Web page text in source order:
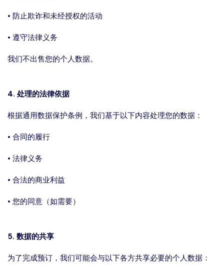
• 防止欺诈和未经授权的活动
• 遵守法律义务
我们不出售您的个人数据。
4. 处理的法律依据
根据通用数据保护条例，我们基于以下内容处理您的数据：
• 合同的履行
• 法律义务
• 合法的商业利益
• 您的同意（如需要）
5. 数据的共享
为了完成预订，我们可能会与以下各方共享必要的个人数据：